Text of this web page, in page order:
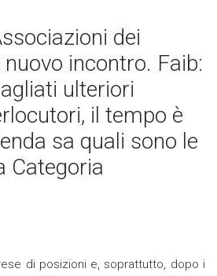
dei
incontro. Faib:
ulteriori
il tempo è
sa quali sono le
Categoria
di posizioni e, soprattutto, dopo i